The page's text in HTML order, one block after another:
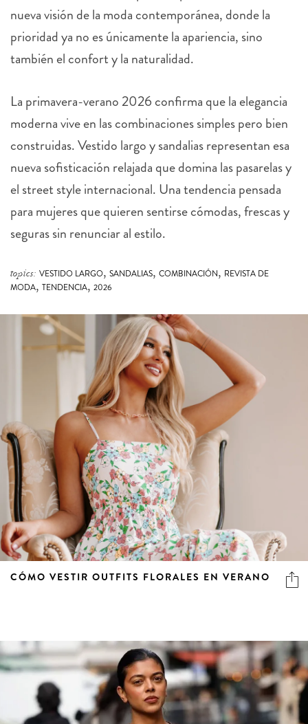
nueva visión de la moda contemporánea, donde la
prioridad ya no es únicamente la apariencia, sino
también el confort y la naturalidad.
La primavera-verano 2026 confirma que la elegancia
moderna vive en las combinaciones simples pero bien
construidas. Vestido largo y sandalias representan esa
nueva sofisticación relajada que domina las pasarelas y
el street style internacional. Una tendencia pensada
para mujeres que quieren sentirse cómodas, frescas y
seguras sin renunciar al estilo.
topics: VESTIDO LARGO, SANDALIAS, COMBINACIÓN, REVISTA DE
MODA, TENDENCIA, 2026
CÓMO VESTIR OUTFITS FLORALES EN VERANO